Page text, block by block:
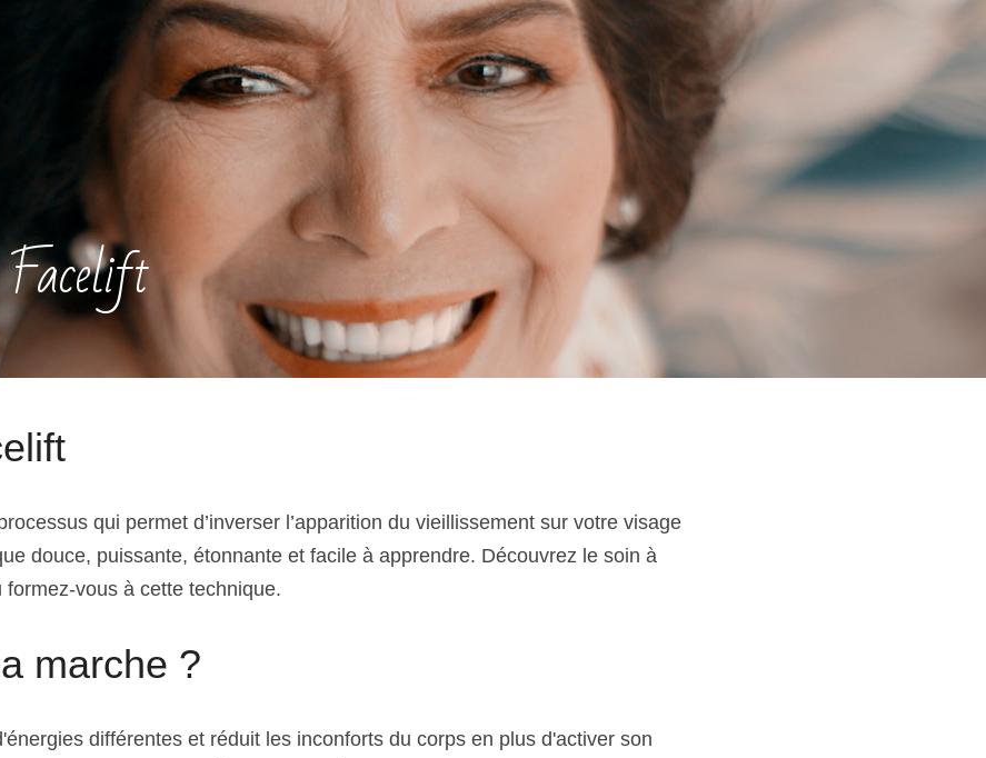
Facelift
qui permet d’inverser l’apparition du vieillissement sur votre visage
douce, puissante, étonnante et facile à apprendre. Découvrez le soin à
vous à cette technique.
marche ?
différentes et réduit les inconforts du corps en plus d'activer son